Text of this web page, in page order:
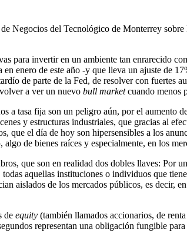
Negocios del Tecnológico de Monterrey
para invertir en un ambiente tan enrarecido
en enero de este año -y que lleva un ajuste de
de parte de la Fed, de resolver con fuertes
a ver un nuevo bull marketcuando menos
tasa fija son un peligro aún, por el aumento
y estructuras industriales, que gracias al
que el día de hoy son hipersensibles a los
algo de bienes raíces y especialmente, en los
que son en realidad dos dobles llaves: Por
aquellas instituciones o individuos que
aislados de los mercados públicos, es decir,
de equity (también llamados accionarios, de
representan una obligación fungible para